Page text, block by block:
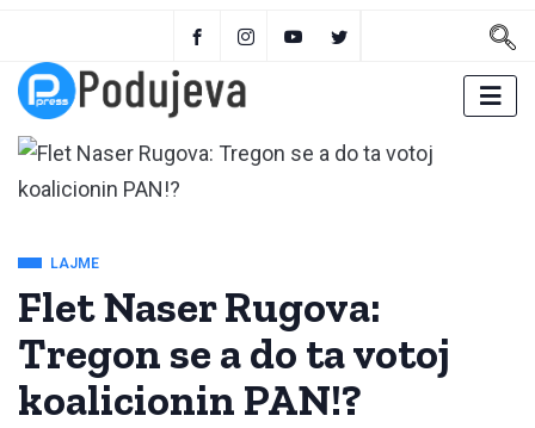
LAJME
Flet Naser Rugova:
Tregon se a do ta votoj
koalicionin PAN!?